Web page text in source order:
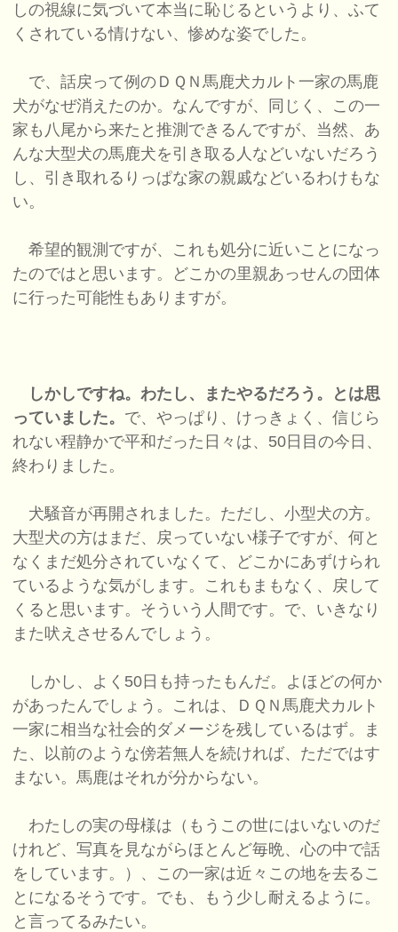
しの視線に気づいて本当に恥じるというより、ふて
くされている情けない、惨めな姿でした。
で、話戻って例のＤＱＮ馬鹿犬カルト一家の馬鹿
犬がなぜ消えたのか。なんですが、同じく、この一
家も八尾から来たと推測できるんですが、当然、あ
んな大型犬の馬鹿犬を引き取る人などいないだろう
し、引き取れるりっぱな家の親戚などいるわけもな
い。
希望的観測ですが、これも処分に近いことになっ
たのではと思います。どこかの里親あっせんの団体
に行った可能性もありますが。
しかしですね。わたし、またやるだろう。とは思
っていました。 で、やっぱり、けっきょく、信じら
れない程静かで平和だった日々は、50日目の今日、
終わりました。
犬騒音が再開されました。ただし、小型犬の方。
大型犬の方はまだ、戻っていない様子ですが、何と
なくまだ処分されていなくて、どこかにあずけられ
ているような気がします。これもまもなく、戻して
くると思います。そういう人間です。で、いきなり
また吠えさせるんでしょう。
しかし、よく50日も持ったもんだ。よほどの何か
があったんでしょう。これは、ＤＱＮ馬鹿犬カルト
一家に相当な社会的ダメージを残しているはず。ま
た、以前のような傍若無人を続ければ、ただではす
まない。馬鹿はそれが分からない。
わたしの実の母様は（もうこの世にはいないのだ
けれど、写真を見ながらほとんど毎晩、心の中で話
をしています。）、この一家は近々この地を去るこ
とになるそうです。でも、もう少し耐えるように。
と言ってるみたい。